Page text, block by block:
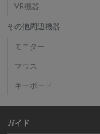
VR機器
その他周辺機器
モニター
マウス
キーボード
ガイド